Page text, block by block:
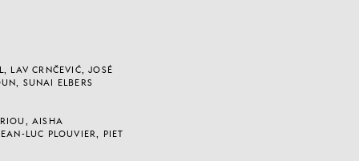
LAV CRNČEVIĆ, JOSÉ
SUNAI ELBERS
AISHA
LUC PLOUVIER, PIET